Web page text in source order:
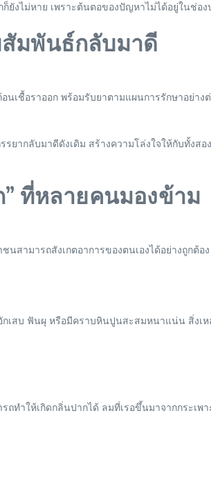
งไม่หาย เพราะต้นตอของปัญหาไม่ได้อยู่ในช่อง
มพันธ์กลับมาดี
เชื้อราออก พร้อมรับยาตามแผนการรักษาอย่า
ากลับมาดีดังเดิม สร้างความโล่งใจให้กับทั้งส
” ที่หลายคนมองข้าม
สามารถสังเกตอาการของตนเองได้อย่างถูกต้อ
เสบ ฟันผุ หรือมีคราบหินปูนสะสมหนาแน่น สิ่ง
ทำให้เกิดกลิ่นปากได้ ลมที่เรอขึ้นมาจากกระเ